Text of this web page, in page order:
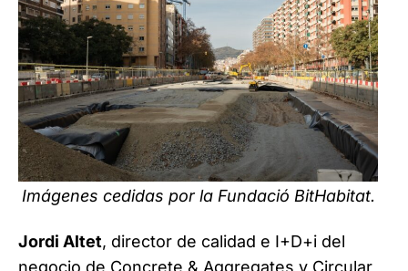
Imágenes cedidas por la Fundació BitHabitat.
Jordi Altet, director de calidad e I+D+i del
negocio de Concrete & Aggregates y Circular